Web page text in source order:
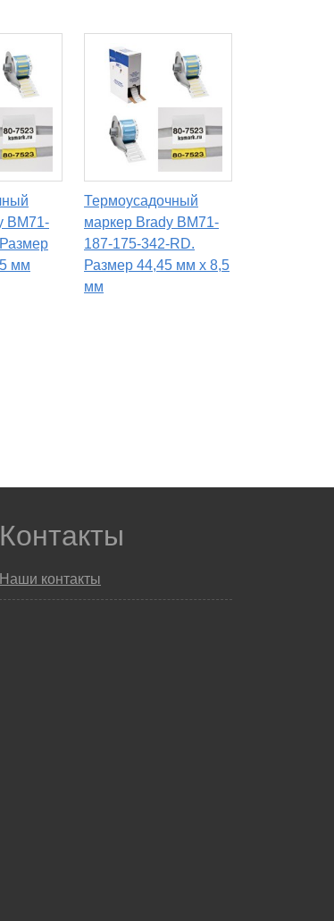
BM71-
мм
Термоусадочный
маркер Brady BM71-
187-175-342-RD.
Размер 44,45 мм х 8,5
мм
Контакты
Наши контакты